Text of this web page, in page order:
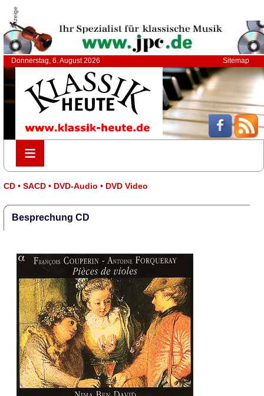
Anzeige
Donnerstag, 6. August 2026 Sitemap
≡
≡
CD • SACD • DVD-Audio • DVD Video
Besprechung CD